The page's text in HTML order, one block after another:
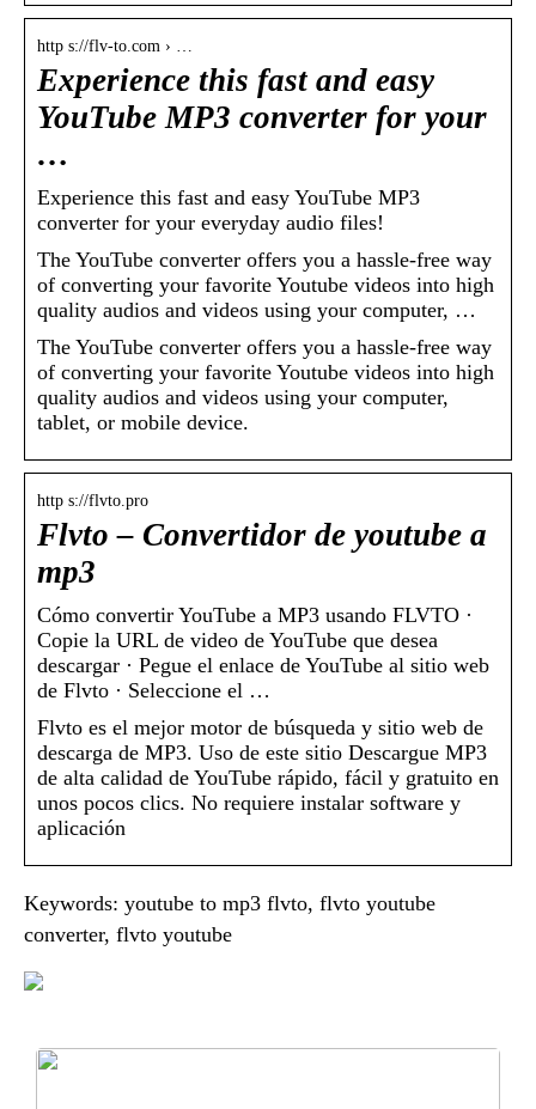
http s://flv-to.com › …
Experience this fast and easy
YouTube MP3 converter for your
…
Experience this fast and easy YouTube MP3
converter for your everyday audio files!
The YouTube converter offers you a hassle-free way
of converting your favorite Youtube videos into high
quality audios and videos using your computer, …
The YouTube converter offers you a hassle-free way
of converting your favorite Youtube videos into high
quality audios and videos using your computer,
tablet, or mobile device.
http s://flvto.pro
Flvto – Convertidor de youtube a
mp3
Cómo convertir YouTube a MP3 usando FLVTO ·
Copie la URL de video de YouTube que desea
descargar · Pegue el enlace de YouTube al sitio web
de Flvto · Seleccione el …
Flvto es el mejor motor de búsqueda y sitio web de
descarga de MP3. Uso de este sitio Descargue MP3
de alta calidad de YouTube rápido, fácil y gratuito en
unos pocos clics. No requiere instalar software y
aplicación
Keywords: youtube to mp3 flvto, flvto youtube
converter, flvto youtube